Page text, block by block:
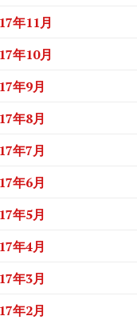
年11月
年10月
年9月
年8月
年7月
年6月
年5月
年4月
年3月
年2月